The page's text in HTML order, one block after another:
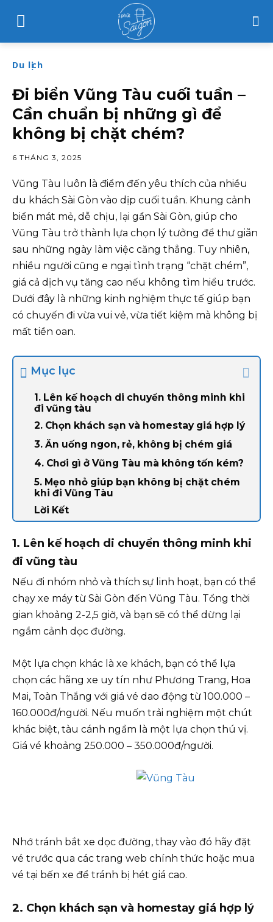
Du lịch
Đi biển Vũng Tàu cuối tuần –
Cần chuẩn bị những gì để
không bị chặt chém?
6 THÁNG 3, 2025
Vũng Tàu luôn là điểm đến yêu thích của nhiều
du khách Sài Gòn vào dịp cuối tuần. Khung cảnh
biển mát mẻ, dễ chịu, lại gần Sài Gòn, giúp cho
Vũng Tàu trở thành lựa chọn lý tưởng để thư giãn
sau những ngày làm việc căng thẳng. Tuy nhiên,
nhiều người cũng e ngại tình trạng “chặt chém”,
giá cả dịch vụ tăng cao nếu không tìm hiểu trước.
Dưới đây là những kinh nghiệm thực tế giúp bạn
có chuyến đi vừa vui vẻ, vừa tiết kiệm mà không bị
mất tiền oan.
Mục lục
1. Lên kế hoạch di chuyển thông minh khi
đi vũng tàu
2. Chọn khách sạn và homestay giá hợp lý
3. Ăn uống ngon, rẻ, không bị chém giá
4. Chơi gì ở Vũng Tàu mà không tốn kém?
5. Mẹo nhỏ giúp bạn không bị chặt chém
khi đi Vũng Tàu
Lời Kết
1. Lên kế hoạch di chuyển thông minh khi
đi vũng tàu
Nếu đi nhóm nhỏ và thích sự linh hoạt, bạn có thể
chạy xe máy từ Sài Gòn đến Vũng Tàu. Tổng thời
gian khoảng 2-2,5 giờ, và bạn sẽ có thể dừng lại
ngắm cảnh dọc đường.
Một lựa chọn khác là xe khách, bạn có thể lựa
chọn các hãng xe uy tín như Phương Trang, Hoa
Mai, Toàn Thắng với giá vé dao động từ 100.000 –
160.000đ/người. Nếu muốn trải nghiệm một chút
khác biệt, tàu cánh ngầm là một lựa chọn thú vị.
Giá vé khoảng 250.000 – 350.000đ/người.
Nhớ tránh bắt xe dọc đường, thay vào đó hãy đặt
vé trước qua các trang web chính thức hoặc mua
vé tại bến xe để tránh bị hét giá cao.
2. Chọn khách sạn và homestay giá hợp lý